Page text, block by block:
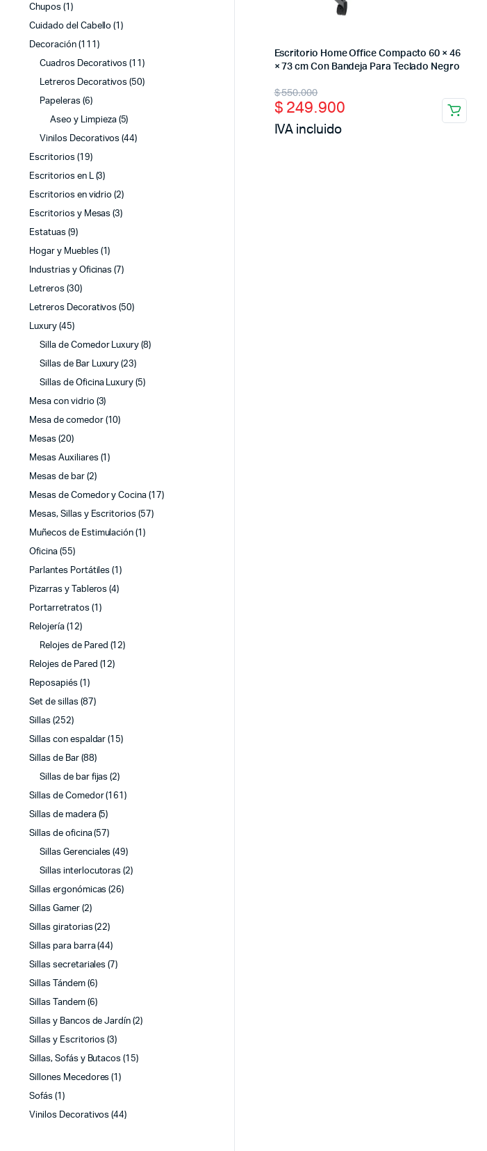
Escritorio Home Office Compacto 60 × 46
× 73 cm Con Bandeja Para Teclado Negro
$550.000
Original
price
was:
$ 249.900
Current
price
is:
IVA incluido
Chupos (1)
Cuidado del Cabello (1)
Decoración (111)
Cuadros Decorativos (11)
Letreros Decorativos (50)
Papeleras (6)
Aseo y Limpieza (5)
Vinilos Decorativos (44)
Escritorios (19)
Escritorios en L (3)
Escritorios en vidrio (2)
Escritorios y Mesas (3)
Estatuas (9)
Hogar y Muebles (1)
Industrias y Oficinas (7)
Letreros (30)
Letreros Decorativos (50)
Luxury (45)
Silla de Comedor Luxury (8)
Sillas de Bar Luxury (23)
Sillas de Oficina Luxury (5)
Mesa con vidrio (3)
Mesa de comedor (10)
Mesas (20)
Mesas Auxiliares (1)
Mesas de bar (2)
Mesas de Comedor y Cocina (17)
Mesas, Sillas y Escritorios (57)
Muñecos de Estimulación (1)
Oficina (55)
Parlantes Portátiles (1)
Pizarras y Tableros (4)
Portarretratos (1)
Relojería (12)
Relojes de Pared (12)
Relojes de Pared (12)
Reposapiés (1)
Set de sillas (87)
Sillas (252)
Sillas con espaldar (15)
Sillas de Bar (88)
Sillas de bar fijas (2)
Sillas de Comedor (161)
Sillas de madera (5)
Sillas de oficina (57)
Sillas Gerenciales (49)
Sillas interlocutoras (2)
Sillas ergonómicas (26)
Sillas Gamer (2)
Sillas giratorias (22)
Sillas para barra (44)
Sillas secretariales (7)
Sillas Tándem (6)
Sillas Tandem (6)
Sillas y Bancos de Jardín (2)
Sillas y Escritorios (3)
Sillas, Sofás y Butacos (15)
Sillones Mecedores (1)
Sofás (1)
Vinilos Decorativos (44)